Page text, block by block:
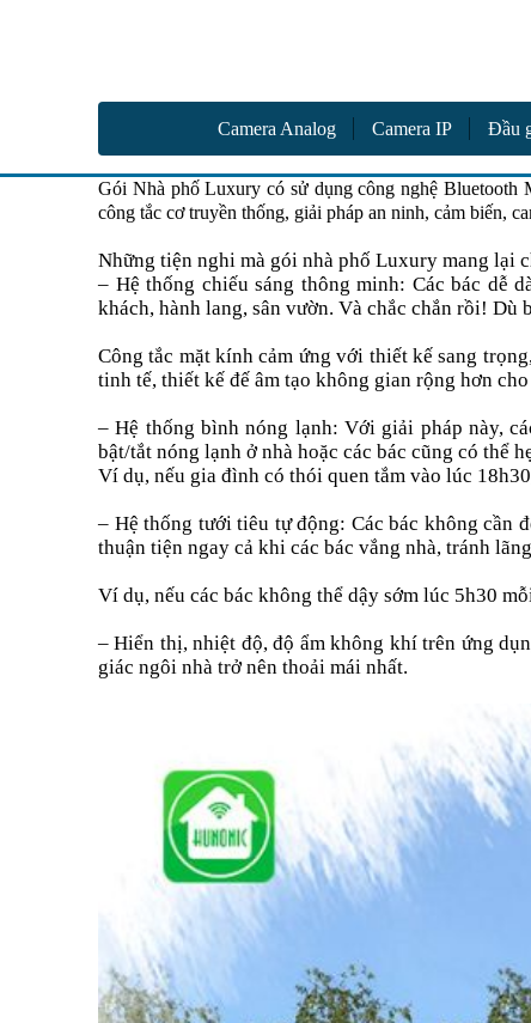
Vinh Phát Cần Thơ
Camera Analog Camera IP Đầu
Gói Nhà phố Luxury có sử dụng công nghệ Bluetooth
công tắc cơ truyền thống, giải pháp an ninh, cảm biến,
Những tiện nghi mà gói nhà phố Luxury mang lại
– Hệ thống chiếu sáng thông minh: Các bác dễ
khách, hành lang, sân vườn. Và chắc chắn rồi!
Công tắc mặt kính cảm ứng với thiết kế sang
tinh tế, thiết kế đế âm tạo không gian rộng hơn
– Hệ thống bình nóng lạnh: Với giải pháp này,
bật/tắt nóng lạnh ở nhà hoặc các bác cũng có thể
Ví dụ, nếu gia đình có thói quen tắm vào lúc
– Hệ thống tưới tiêu tự động: Các bác không cần
thuận tiện ngay cả khi các bác vắng nhà, tránh
Ví dụ, nếu các bác không thể dậy sớm lúc 5h30
– Hiển thị, nhiệt độ, độ ẩm không khí trên ứng
giác ngôi nhà trở nên thoải mái nhất.